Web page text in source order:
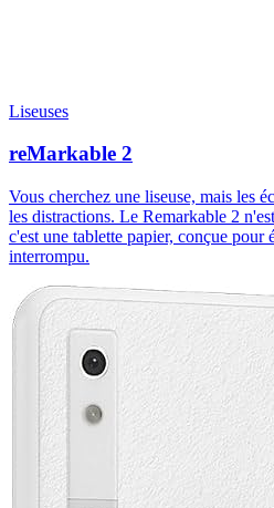
Liseuses
reMarkable 2
Vous cherchez une liseuse, mais les
les distractions. Le Remarkable 2
c'est une tablette papier, conçue pour
interrompu.